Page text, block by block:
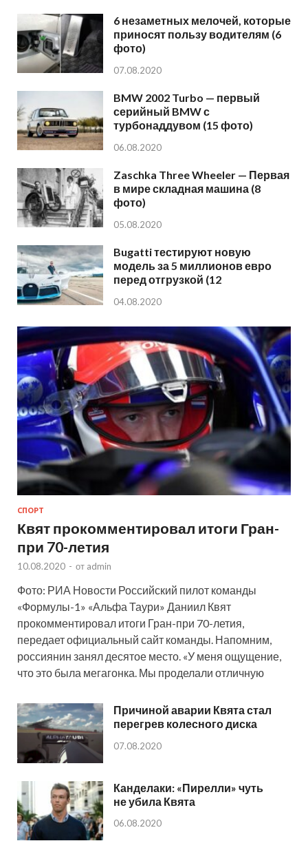
6 незаметных мелочей, которые
приносят пользу водителям (6
фото)
07.08.2020
BMW 2002 Turbo — первый
серийный BMW с
турбонаддувом (15 фото)
06.08.2020
Zaschka Three Wheeler — Первая
в мире складная машина (8
фото)
05.08.2020
Bugatti тестируют новую
модель за 5 миллионов евро
перед отгрузкой (12
04.08.2020
СПОРТ
Квят прокомментировал итоги Гран-
при 70-летия
10.08.2020 - от admin
Фото: РИА Новости Российский пилот команды
«Формулы-1» «Альфа Таури» Даниил Квят
прокомментировал итоги Гран-при 70-летия,
передает официальный сайт команды. Напомним,
россиянин занял десятое место. «У меня ощущение,
что это была мегагонка. Мы проделали отличную
Причиной аварии Квята стал
перегрев колесного диска
07.08.2020
Канделаки: «Пирелли» чуть
не убила Квята
06.08.2020